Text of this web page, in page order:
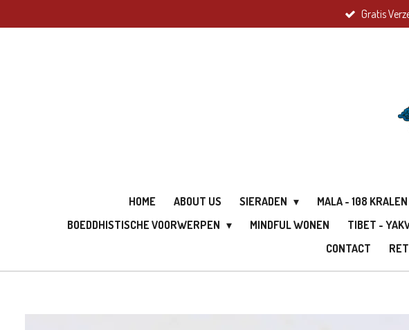
direct
Gratis
HOME ABOUT US SIERADEN MALA - 108 KRALEN
BOEDDHISTISCHE VOORWERPEN
MINDFUL WONEN TIBET -
CONTACT